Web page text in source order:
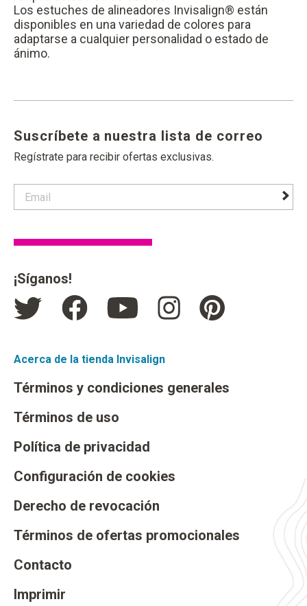
Los estuches de alineadores Invisalign® están
disponibles en una variedad de colores para
adaptarse a cualquier personalidad o estado de
ánimo.
Suscríbete a nuestra lista de correo
Regístrate para recibir ofertas exclusivas.
contact email label
¡Síganos!
Acerca de la tienda Invisalign
Términos y condiciones generales
Términos de uso
Política de privacidad
Configuración de cookies
Derecho de revocación
Términos de ofertas promocionales
Contacto
Imprimir